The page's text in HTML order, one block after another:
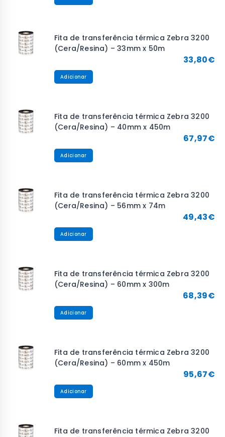
Fita de transferência térmica Zebra 3200
(Cera/Resina) – 33mm x 50m
33,80€
Adicionar
Fita de transferência térmica Zebra 3200
(Cera/Resina) – 40mm x 450m
67,97€
Adicionar
Fita de transferência térmica Zebra 3200
(Cera/Resina) – 56mm x 74m
49,43€
Adicionar
Fita de transferência térmica Zebra 3200
(Cera/Resina) – 60mm x 300m
68,39€
Adicionar
Fita de transferência térmica Zebra 3200
(Cera/Resina) – 60mm x 450m
95,67€
Adicionar
Fita de transferência térmica Zebra 3200